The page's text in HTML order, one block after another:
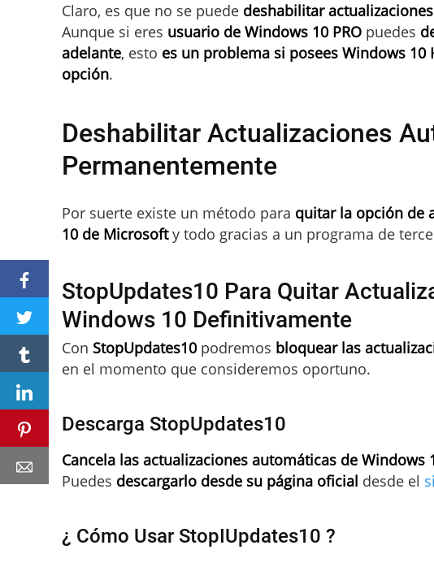
Claro, es que no se puede deshabilitar
Aunque si eres usuario de Windows 10 PRO puedes
adelante, esto es un problema si posees Windows
opción.
Deshabilitar Actualizaciones
Permanentemente
Por suerte existe un método para quitar la opción de
10 de Microsofty todo gracias a un programa de
StopUpdates10 Para Quitar
Windows 10 Definitivamente
Con StopUpdates10 podremos bloquear las
en el momento que consideremos oportuno.
Descarga StopUpdates10
Cancela las actualizaciones automáticas de Windows
Puedes descargarlo desde su página oficial desde el
¿ Cómo Usar StopIUpdates10 ?